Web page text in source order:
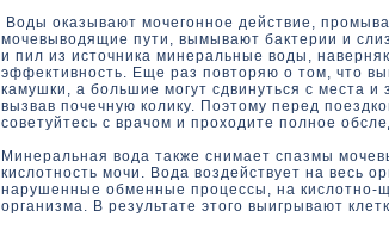
Воды оказывают мочегонное действие,
мочевыводящие пути, вымывают бактерии и
и пил из источника минеральные воды,
эффективность. Еще раз повторяю о том, что
камушки, а большие могут сдвинуться с места и
вызвав почечную колику. Поэтому перед
советуйтесь с врачом и проходите полное
Минеральная вода также снимает спазмы
кислотность мочи. Вода воздействует на весь
нарушенные обменные процессы, на кислотно-
организма. В результате этого выигрывают